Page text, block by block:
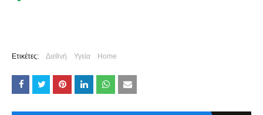
Ετικέτες: Διεθνή Υγεία Home